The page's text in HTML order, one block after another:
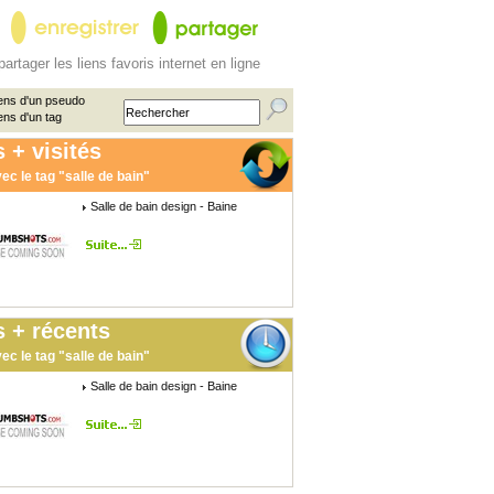
les liens favoris internet en ligne
d'un pseudo
d'un tag
+ visités
le tag "salle de bain"
Salle de bain design - Baine
+ récents
le tag "salle de bain"
Salle de bain design - Baine